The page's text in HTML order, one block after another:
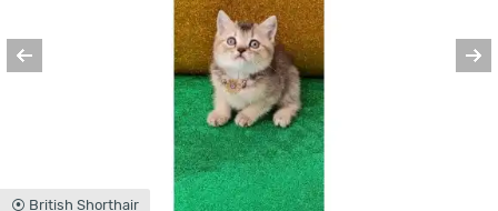
⦿ British Shorthair